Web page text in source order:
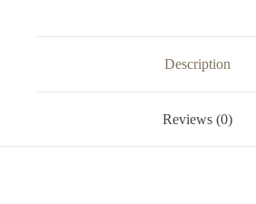
Description
Reviews (0)